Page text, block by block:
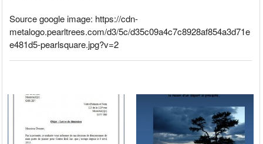
Source google image: https://cdn-
metalogo.pearltrees.com/d3/5c/d35c09a4c7c8928af854a3d71e
e481d5-pearlsquare.jpg?v=2